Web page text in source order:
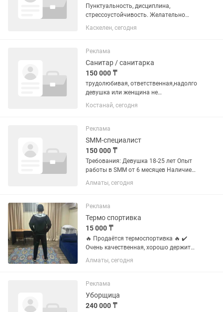
Пунктуальность, дисциплина,
стрессоустойчивость. Желательно
девушки возвраст с 18-35 лет. Оклад
180 000 + бонусы в среднем 500 000.
обязательно
Каскелен, сегодня
Реклама
Санитар / санитарка
150 000 ₸
трудолюбивая, ответственная,надолго
девушка или женщина не
пьющая.студентам можно
Костанай, сегодня
Реклама
SMM-специалист
150 000 ₸
Требования: Девушка 18-25 лет Опыт
работы в SMM от 6 месяцев Наличие
портфолио (кейсов). Владение русским
и казахским языками. Навыки съемки,
письменная...
Алматы, сегодня
Реклама
Термо спортивка
15 000 ₸
🔥 Продаётся термоспортивка 🔥 ✔️
Очень качественная, хорошо держит
тепло ✔️ (подойдёт и парням, и
девушкам) ✔️ Размеры: от 50 до 54 💰
000 ❗ Без этикетки (поэтому...
Алматы, сегодня
Реклама
Уборщица
240 000 ₸